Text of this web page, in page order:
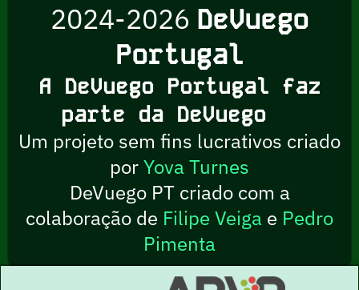
2024-2026 DeVuego
Portugal
A DeVuego Portugal faz
parte da DeVuego
Um projeto sem fins lucrativos criado
porYova Turnes
DeVuego PT criado com a
colaboração de Filipe Veiga e Pedro
Pimenta